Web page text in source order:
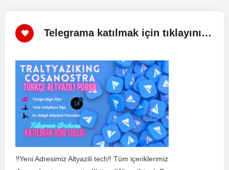
Telegrama katılmak için tıklayınız!
‼️Yeni Adresimiz Altyazili.tech‼️ Tüm içeriklerimiz